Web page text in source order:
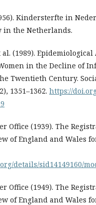
Kindersterfte in
the Netherlands.
al. (1989).
in the Decline of
Twentieth Century.
1351–1362. https://
Office (1939). The
of England and Wales
details/sid14149160/
Office (1949). The
of England and Wales